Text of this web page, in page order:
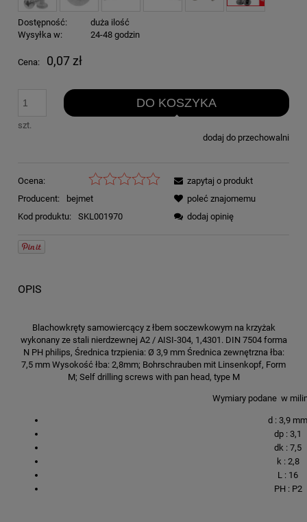
Dostępność:
duża ilość
Wysyłka w:
24-48 godzin
Cena: 0,07 zł
szt.
DO KOSZYKA
dodaj do przechowalni
Ocena:
Producent:
bejmet
Kod produktu:
SKL001970
zapytaj o produkt
poleć znajomemu
dodaj opinię
OPIS
Blachowkręty samowiercący z łbem soczewkowym na krzyżak
wykonany ze stali nierdzewnej A2 / AISI-304, 1,4301. DIN 7504 forma
N PH philips, Średnica trzpienia: Ø 3,9 mm Średnica zewnętrzna łba:
7,5 mm Wysokość łba: 2,8mm; Bohrschrauben mit Linsenkopf, Form
M; Self drilling screws with pan head, type M
Wymiary podane w
d : 3,9 mm
dp : 3,1
dk : 7,5
k : 2,8
L : 16
PH : P2